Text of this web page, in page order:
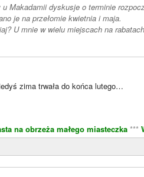
Makadamii dyskusje o terminie
je na przełomie kwietnia i maja.
U mnie w wielu miejscach na
zima trwała do końca lutego…
na obrzeża małego miasteczka ***